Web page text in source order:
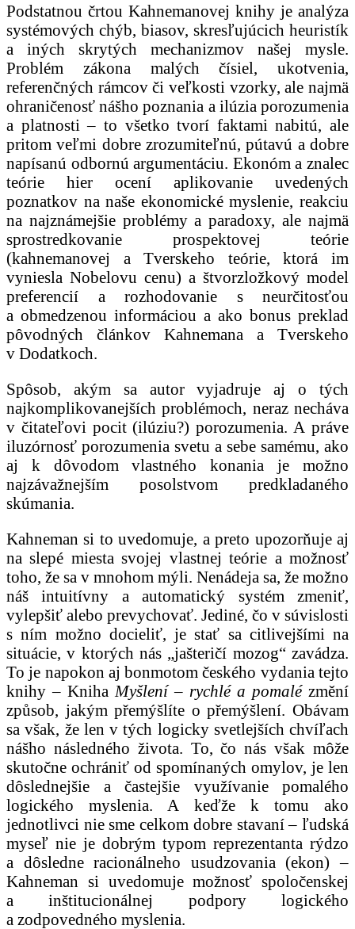
Podstatnou črtou Kahnemanovej knihy je analýza
systémových chýb, biasov, skresľujúcich heuristík
a iných skrytých mechanizmov našej mysle.
Problém zákona malých čísiel, ukotvenia,
referenčných rámcov či veľkosti vzorky, ale najmä
ohraničenosť nášho poznania a ilúzia porozumenia
a platnosti – to všetko tvorí faktami nabitú, ale
pritom veľmi dobre zrozumiteľnú, pútavú a dobre
napísanú odbornú argumentáciu. Ekonóm a znalec
teórie hier ocení aplikovanie uvedených
poznatkov na naše ekonomické myslenie, reakciu
na najznámejšie problémy a paradoxy, ale najmä
sprostredkovanie prospektovej teórie
(kahnemanovej a Tverskeho teórie, ktorá im
vyniesla Nobelovu cenu) a štvorzložkový model
preferencií a rozhodovanie s neurčitosťou
a obmedzenou informáciou a ako bonus preklad
pôvodných článkov Kahnemana a Tverskeho
v Dodatkoch.
Spôsob, akým sa autor vyjadruje aj o tých
najkomplikovanejších problémoch, neraz necháva
v čitateľovi pocit (ilúziu?) porozumenia. A práve
iluzórnosť porozumenia svetu a sebe samému, ako
aj k dôvodom vlastného konania je možno
najzávažnejším posolstvom predkladaného
skúmania.
Kahneman si to uvedomuje, a preto upozorňuje aj
na slepé miesta svojej vlastnej teórie a možnosť
toho, že sa v mnohom mýli. Nenádeja sa, že možno
náš intuitívny a automatický systém zmeniť,
vylepšiť alebo prevychovať. Jediné, čo v súvislosti
s ním možno docieliť, je stať sa citlivejšími na
situácie, v ktorých nás „jašteričí mozog“ zavádza.
To je napokon aj bonmotom českého vydania tejto
knihy – Kniha Myšlení– rychlé a pomalézmění
způsob, jakým přemýšlíte o přemýšlení. Obávam
sa však, že len v tých logicky svetlejších chvíľach
nášho následného života. To, čo nás však môže
skutočne ochrániť od spomínaných omylov, je len
dôslednejšie a častejšie využívanie pomalého
logického myslenia. A keďže k tomu ako
jednotlivci nie sme celkom dobre stavaní – ľudská
myseľ nie je dobrým typom reprezentanta rýdzo
a dôsledne racionálneho usudzovania (ekon) –
Kahneman si uvedomuje možnosť spoločenskej
a inštitucionálnej podpory logického
a zodpovedného myslenia.